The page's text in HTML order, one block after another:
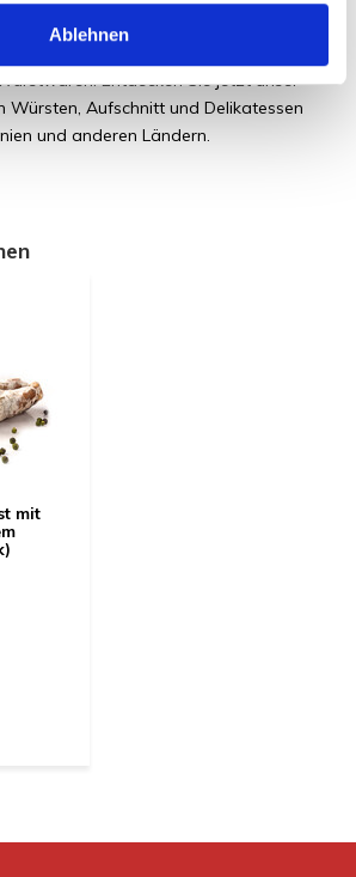
Ablehnen
Entdecken Sie jetzt unser
Würsten, Aufschnitt und Delikatessen
und anderen Ländern.
mit